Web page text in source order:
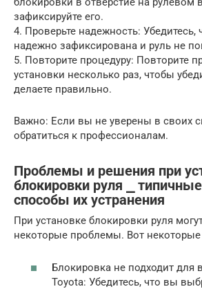
зафиксируйте его.
4. Проверьте надежность: Убедитесь,
надежно зафиксирована и руль не
5. Повторите процедуру: Повторите
установки несколько раз, чтобы
делаете правильно.
Важно: Если вы не уверены в своих
обратиться к профессионалам.
Проблемы и решения при
блокировки руля ⎯
способы их устранения
При установке блокировки руля
некоторые проблемы. Вот некоторые
Блокировка не подходит для
Toyota: Убедитесь, что вы